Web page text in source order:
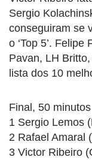
Sergio
conseguiram se
o ‘Top 5’.
Pavan, LH
lista dos 10
Final, 50 minutos
1 Sergio Lemos
2 Rafael Amaral
3 Victor Ribeiro